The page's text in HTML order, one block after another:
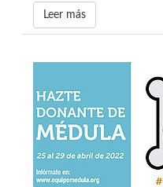
Leer más